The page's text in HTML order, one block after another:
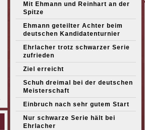
Mit Ehmann und Reinhart an der
Spitze
Ehmann geteilter Achter beim
deutschen Kandidatenturnier
Ehrlacher trotz schwarzer Serie
zufrieden
Ziel erreicht
Schuh dreimal bei der deutschen
Meisterschaft
Einbruch nach sehr gutem Start
Nur schwarze Serie hält bei
Ehrlacher